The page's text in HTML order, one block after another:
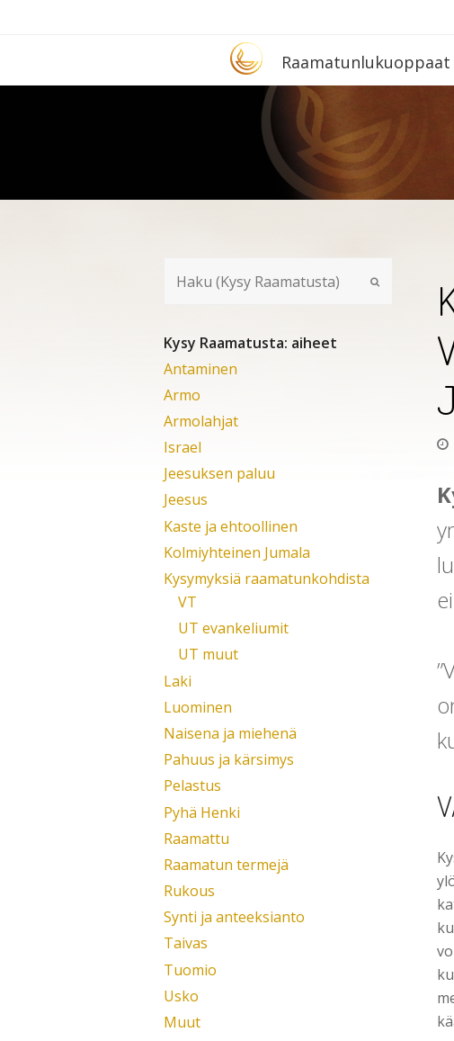
EtusivuRaa­ma­tun­lu­ku­op­paat
Kysy Raamatusta: aiheet
Antaminen
Armo
Armolahjat
Israel
Jeesuksen paluu
Jeesus
Kaste ja ehtoollinen
Kolmiyhteinen Jumala
Kysymyksiä raamatunkohdista
VT
UT evankeliumit
UT muut
Laki
Luominen
Naisena ja miehenä
Pahuus ja kärsimys
Pelastus
Pyhä Henki
Raamattu
Raamatun termejä
Rukous
Synti ja anteeksianto
Taivas
Tuomio
Usko
Muut